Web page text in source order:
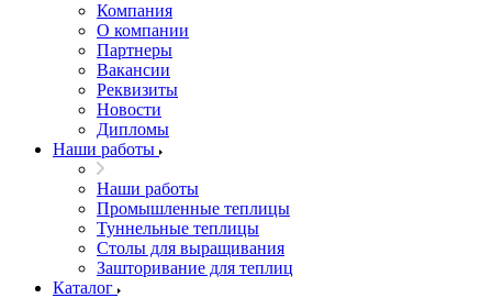
Компания
О компании
Партнеры
Вакансии
Реквизиты
Новости
Дипломы
Наши работы
Наши работы
Промышленные теплицы
Туннельные теплицы
Столы для выращивания
Зашторивание для теплиц
Каталог